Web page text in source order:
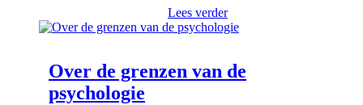
Lees verder
Over de grenzen van de
psychologie